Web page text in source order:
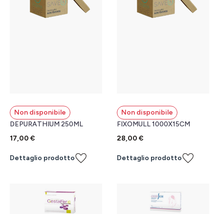
Non disponibile
DEPURATHIUM 250ML
17,00 €
Dettaglio prodotto
Non disponibile
FIXOMULL 1000X15CM
28,00 €
Dettaglio prodotto